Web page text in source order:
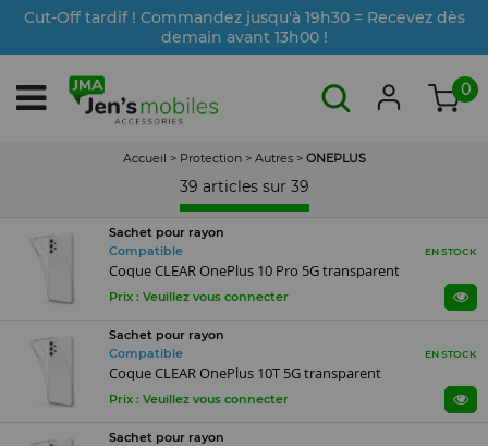
Cut-Off tardif ! Commandez jusqu'à 19h30 = Recevez dès
demain avant 13h00 !
0
Accueil > Protection > Autres > ONEPLUS
39 articles sur 39
Sachet pour rayon
Compatible
EN STOCK
Coque CLEAR OnePlus 10 Pro 5G transparent
Prix : Veuillez vous connecter
Sachet pour rayon
Compatible
EN STOCK
Coque CLEAR OnePlus 10T 5G transparent
Prix : Veuillez vous connecter
Sachet pour rayon